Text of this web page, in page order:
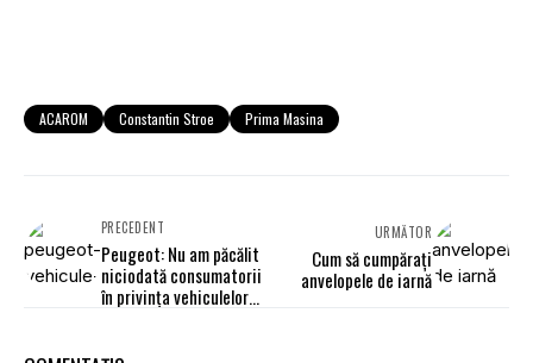
ACAROM Constantin Stroe Prima Masina
PRECEDENT
Peugeot: Nu am păcălit
niciodată consumatorii
în privinţa vehiculelor
URMĂTOR
Cum să cumpăraţi
anvelopele de iarnă